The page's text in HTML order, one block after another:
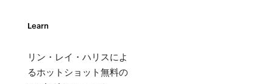
Learn
リン・レイ・ハリスによ
るホットショット無料の